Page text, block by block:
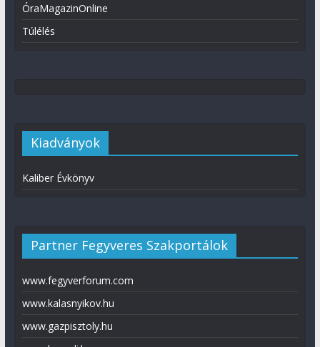
ÓraMagazinOnline
Túlélés
Kiadványok
Kaliber Évkönyv
Partner Fegyveres Szakportálok
www.fegyverforum.com
www.kalasnyikov.hu
www.gazpisztoly.hu